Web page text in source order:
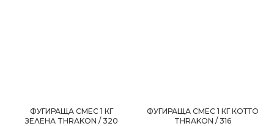
ФУГИРАЩА СМЕС 1 КГ
ЗЕЛЕНА THRAKON / 320
ФУГИРАЩА СМЕС 1 КГ КОТТО
THRAKON / 316